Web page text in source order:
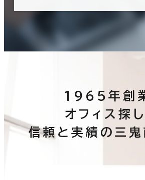
1965年創業
オフィス探
信頼と実績の三鬼